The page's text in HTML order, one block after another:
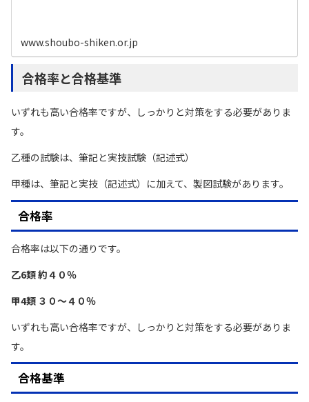
www.shoubo-shiken.or.jp
合格率と合格基準
いずれも高い合格率ですが、しっかりと対策をする必要がありま
す。
乙種の試験は、筆記と実技試験（記述式）
甲種は、筆記と実技（記述式）に加えて、製図試験があります。
合格率
合格率は以下の通りです。
乙6類約４０％
甲4類 ３０〜４０％
いずれも高い合格率ですが、しっかりと対策をする必要がありま
す。
合格基準